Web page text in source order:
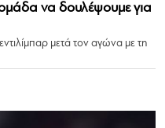
να δουλέψουμε για
μετά τον αγώνα με τη